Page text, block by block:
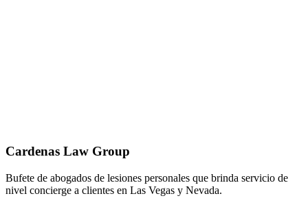
Cardenas Law Group
Bufete de abogados de lesiones personales que brinda servicio de
nivel concierge a clientes en Las Vegas y Nevada.